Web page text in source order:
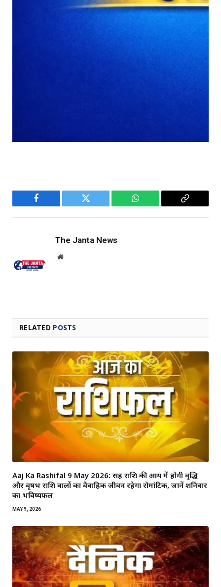
Facebook Twitter WhatsApp
Copy
The Janta News
Website
RELATED POSTS
Aaj Ka Rashifal 9 May 2026: सिंह राशि की आय में होगी वृद्धि
और वृषभ राशि वालों का वैवाहिक जीवन रहेगा रोमांटिक, जानें शनिवार
का भविष्यफल
MAY 9, 2026